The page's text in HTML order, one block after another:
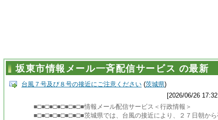
坂東市情報メール一斉配信サービス の最新
台風７号及び８号の接近にご注意ください (茨城県)
[2026/06/26
■□■□■□■□■□■□■情報メール配信サービス＜行政情報＞
■□■□■□■□■□■□■茨城県では、台風の接近により、２７日朝から